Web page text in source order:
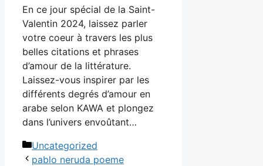
En ce jour spécial de la Saint-
Valentin 2024, laissez parler
votre coeur à travers les plus
belles citations et phrases
d’amour de la littérature.
Laissez-vous inspirer par les
différents degrés d’amour en
arabe selon KAWA et plongez
dans l’univers envoûtant…
Catégories
Uncategorized
pablo neruda poeme